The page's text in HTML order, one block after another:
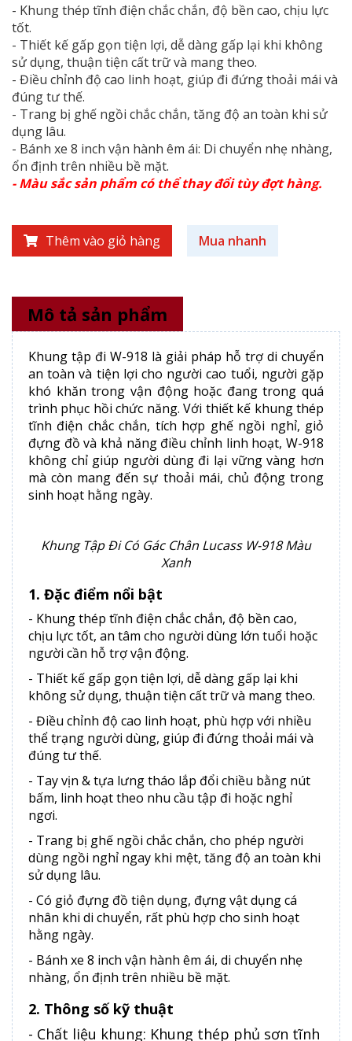
- Khung thép tĩnh điện chắc chắn, độ bền cao, chịu lực
tốt.
- Thiết kế gấp gọn tiện lợi, dễ dàng gấp lại khi không
sử dụng, thuận tiện cất trữ và mang theo.
- Điều chỉnh độ cao linh hoạt, giúp đi đứng thoải mái và
đúng tư thế.
- Trang bị ghế ngồi chắc chắn, tăng độ an toàn khi sử
dụng lâu.
- Bánh xe 8 inch vận hành êm ái: Di chuyển nhẹ nhàng,
ổn định trên nhiều bề mặt.
- Màu sắc sản phẩm có thể thay đổi tùy đợt hàng.
Thêm vào giỏ hàng Mua nhanh
Mô tả sản phẩm
Khung tập đi W-918 là giải pháp hỗ trợ di chuyển
an toàn và tiện lợi cho người cao tuổi, người gặp
khó khăn trong vận động hoặc đang trong quá
trình phục hồi chức năng. Với thiết kế khung thép
tĩnh điện chắc chắn, tích hợp ghế ngồi nghỉ, giỏ
đựng đồ và khả năng điều chỉnh linh hoạt, W-918
không chỉ giúp người dùng đi lại vững vàng hơn
mà còn mang đến sự thoải mái, chủ động trong
sinh hoạt hằng ngày.
Khung Tập Đi Có Gác Chân Lucass W-918 Màu
Xanh
1. Đặc điểm nổi bật
- Khung thép tĩnh điện chắc chắn, độ bền cao,
chịu lực tốt, an tâm cho người dùng lớn tuổi hoặc
người cần hỗ trợ vận động.
- Thiết kế gấp gọn tiện lợi, dễ dàng gấp lại khi
không sử dụng, thuận tiện cất trữ và mang theo.
- Điều chỉnh độ cao linh hoạt, phù hợp với nhiều
thể trạng người dùng, giúp đi đứng thoải mái và
đúng tư thế.
- Tay vịn & tựa lưng tháo lắp đổi chiều bằng nút
bấm, linh hoạt theo nhu cầu tập đi hoặc nghỉ
ngơi.
- Trang bị ghế ngồi chắc chắn, cho phép người
dùng ngồi nghỉ ngay khi mệt, tăng độ an toàn khi
sử dụng lâu.
- Có giỏ đựng đồ tiện dụng, đựng vật dụng cá
nhân khi di chuyển, rất phù hợp cho sinh hoạt
hằng ngày.
- Bánh xe 8 inch vận hành êm ái, di chuyển nhẹ
nhàng, ổn định trên nhiều bề mặt.
2. Thông số kỹ thuật
- Chất liệu khung: Khung thép phủ sơn tĩnh